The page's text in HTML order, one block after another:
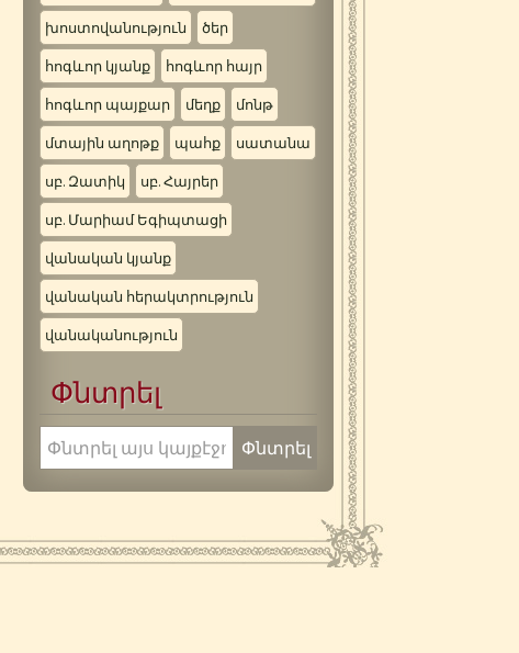
խոստովանություն ծեր
հոգևոր կյանք հոգևոր հայր
հոգևոր պայքար մեղք մոնթ
մտային աղոթք պահք սատանա
սբ. Զատիկ սբ. Հայրեր
սբ. Մարիամ Եգիպտացի
վանական կյանք
վանական հերակտրություն
վանականություն
Փնտրել